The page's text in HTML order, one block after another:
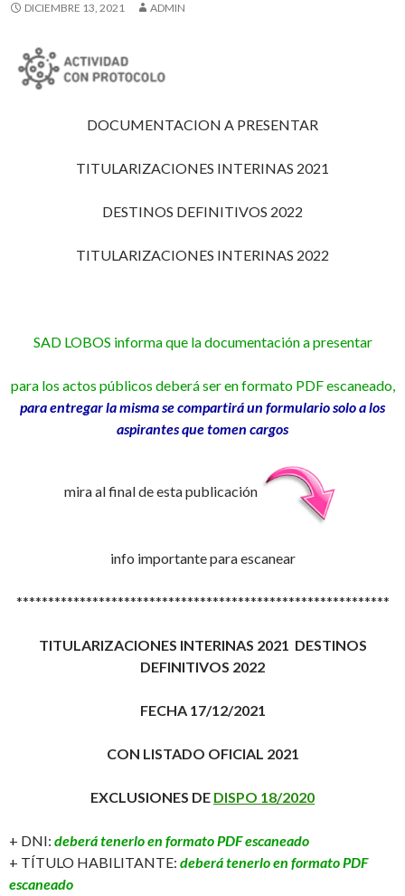
DICIEMBRE 13, 2021 ADMIN
DOCUMENTACION A PRESENTAR
TITULARIZACIONES INTERINAS 2021
DESTINOS DEFINITIVOS 2022
TITULARIZACIONES INTERINAS 2022
SAD LOBOS informa que la documentación a presentar
para los actos públicos deberá ser en formato PDF escaneado,
para entregar la misma se compartirá un formulariosolo a los
aspirantes que tomen cargos
mira al final de esta publicación
info importante para escanear
***********************************************************
TITULARIZACIONES INTERINAS 2021 DESTINOS
DEFINITIVOS 2022
FECHA 17/12/2021
CON LISTADO OFICIAL 2021
EXCLUSIONES DE DISPO 18/2020
+ DNI: deberá tenerlo en formato PDF escaneado
+ TÍTULO HABILITANTE: deberá tenerlo en formato PDF
escaneado